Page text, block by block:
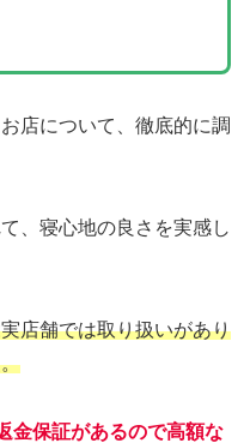
店について、徹底的に調
、寝心地の良さを実感し
店舗では取り扱いがあり
金保証があるので高額な